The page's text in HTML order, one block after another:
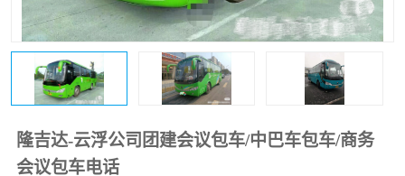
隆吉达-云浮公司团建会议包车/中巴车包车/商务
会议包车电话